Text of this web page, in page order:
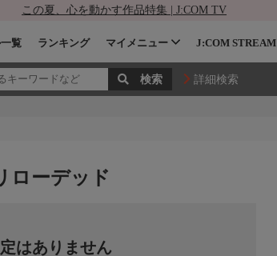
この夏、心を動かす作品特集 | J:COM TV
覧 ランキング マイメニュー J:COM STREAM
詳細検索
ローデッド
はありません